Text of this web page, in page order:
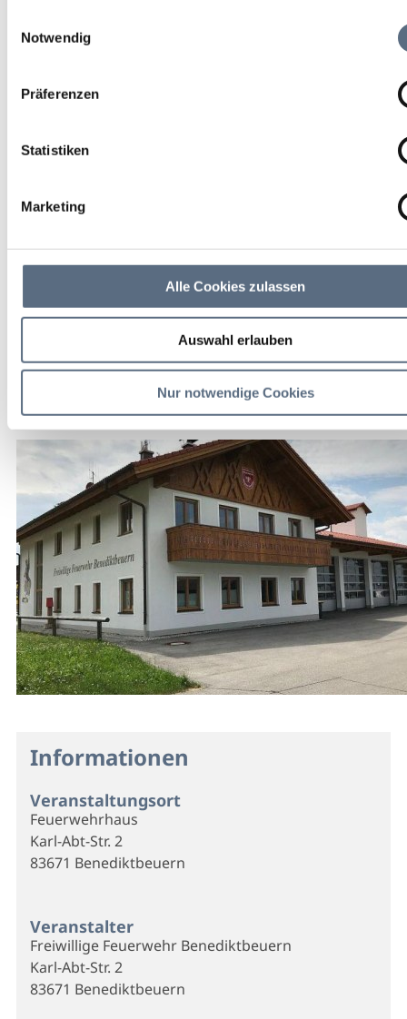
Notwendig
Präferenzen
Statistiken
Marketing
Alle Cookies zulassen
Auswahl erlauben
Nur notwendige Cookies
Sonstige
Feuerwehrhaus
weitere Veranstaltungsinfos
Kalendereintrag Empfehlen
Informationen
Veranstaltungsort
Feuerwehrhaus
Karl-Abt-Str. 2
83671 Benediktbeuern
Veranstalter
Freiwillige Feuerwehr Benediktbeuern
Karl-Abt-Str. 2
83671 Benediktbeuern